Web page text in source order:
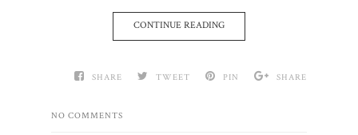
CONTINUE READING
SHARE TWEET PIN SHARE
NO COMMENTS